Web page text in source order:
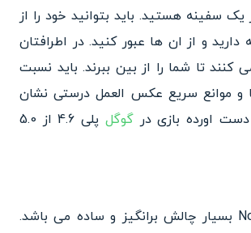
یک سفینه هستید. باید بتوانید خود را از
دارید و از ان ها عبور کنید. در اطرافتان
تا شما را از بین ببرند. باید نسبت
و موانع سریع عکس العمل درستی نشان
دست اورده بازی درگوگل
پلی 4.6 از 5.0
بازی No Humanity بسیار چالش برانگیز و ساده می باشد.